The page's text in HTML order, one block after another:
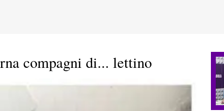
compagni di... lettino